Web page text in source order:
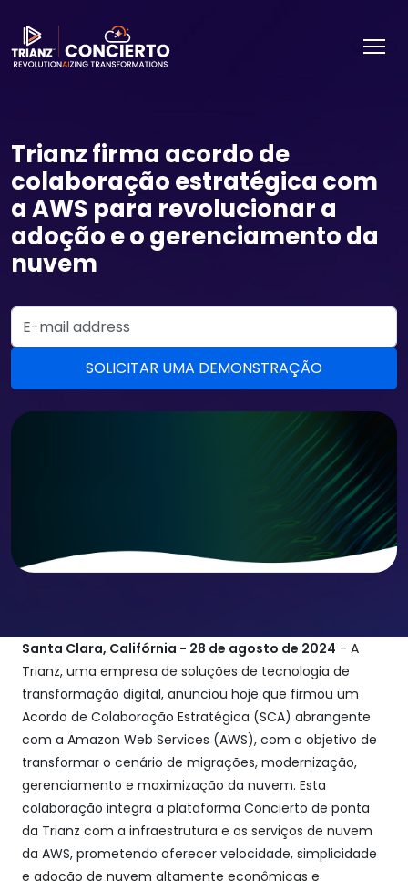
Trianz firma acordo de
colaboração estratégica com
a AWS para revolucionar a
adoção e o gerenciamento da
nuvem
Email Address
Santa Clara, Califórnia - 28 de agosto de 2024 - A
Trianz, uma empresa de soluções de tecnologia de
transformação digital, anunciou hoje que firmou um
Acordo de Colaboração Estratégica (SCA) abrangente
com a Amazon Web Services (AWS), com o objetivo de
transformar o cenário de migrações, modernização,
gerenciamento e maximização da nuvem. Esta
colaboração integra a plataforma Concierto de ponta
da Trianz com a infraestrutura e os serviços de nuvem
da AWS, prometendo oferecer velocidade, simplicidade
e adoção de nuvem altamente econômicas e